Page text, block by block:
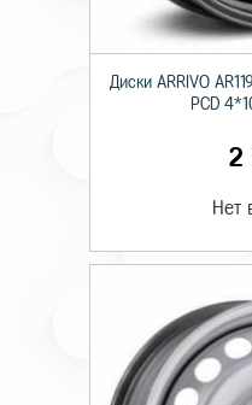
Диски ARRIVO
PCD
2
Нет